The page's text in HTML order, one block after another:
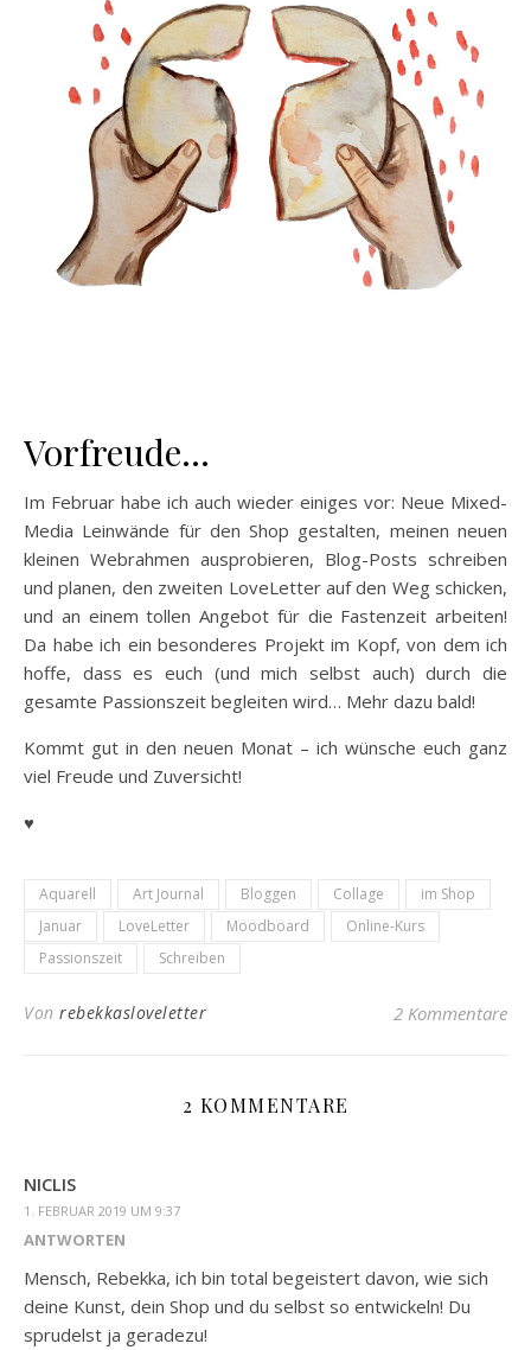
Vorfreude…
Im Februar habe ich auch wieder einiges vor: Neue Mixed-
Media Leinwände für den Shop gestalten, meinen neuen
kleinen Webrahmen ausprobieren, Blog-Posts schreiben
und planen, den zweiten LoveLetter auf den Weg schicken,
und an einem tollen Angebot für die Fastenzeit arbeiten!
Da habe ich ein besonderes Projekt im Kopf, von dem ich
hoffe, dass es euch (und mich selbst auch) durch die
gesamte Passionszeit begleiten wird… Mehr dazu bald!
Kommt gut in den neuen Monat – ich wünsche euch ganz
viel Freude und Zuversicht!
♥
Aquarell Art Journal Bloggen Collage
im Shop
Januar
LoveLetter Moodboard
Online-Kurs
Passionszeit
Schreiben
Von rebekkasloveletter 2 Kommentare
2 KOMMENTARE
NICLIS
1. FEBRUAR 2019 UM 9:37
ANTWORTEN
Mensch, Rebekka, ich bin total begeistert davon, wie sich
deine Kunst, dein Shop und du selbst so entwickeln! Du
sprudelst ja geradezu!